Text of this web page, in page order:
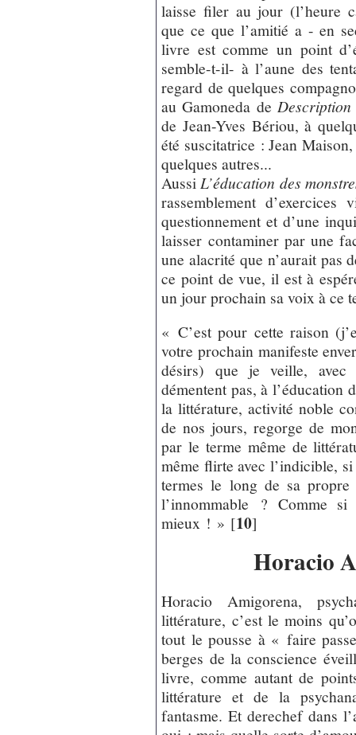
laisse filer au jour (l’heure
que ce que l’amitié a - en
livre est comme un point
semble-t-il- à l’aune des
regard de quelques
au Gamoneda de Description
de Jean-Yves Bériou, à
été suscitatrice : Jean
quelques autres...
Aussi L’éducation des
rassemblement
questionnement et d’une
laisser contaminer par une
une alacrité que n’aurait pas
ce point de vue, il est à
un jour prochain sa voix à ce
« C’est pour cette raison
votre prochain manifeste
désirs) que je veille, avec
démentent pas, à l’éducation
la littérature, activité noble
de nos jours, regorge de
par le terme même de
même flirte avec l’indicible,
termes le long de sa propre
l’innommable ? Comme
mieux ! » [10]
Horacio
Horacio Amigorena,
littérature, c’est le moins
tout le pousse à « faire
berges de la conscience
livre, comme autant de
littérature et de la
fantasme. Et derechef dans